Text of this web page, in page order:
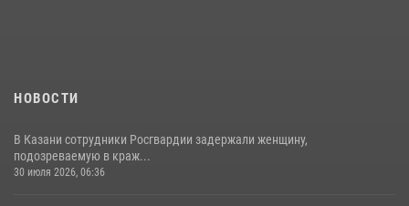
НОВОСТИ
В Казани сотрудники Росгвардии задержали женщину,
подозреваемую в краж...
30 июля 2026, 06:36